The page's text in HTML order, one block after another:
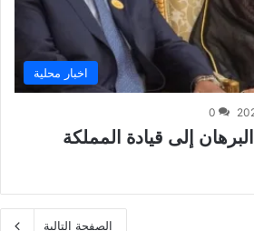
اخبار محلية
0
إلى قيادة المملكة
الصفحة التالية